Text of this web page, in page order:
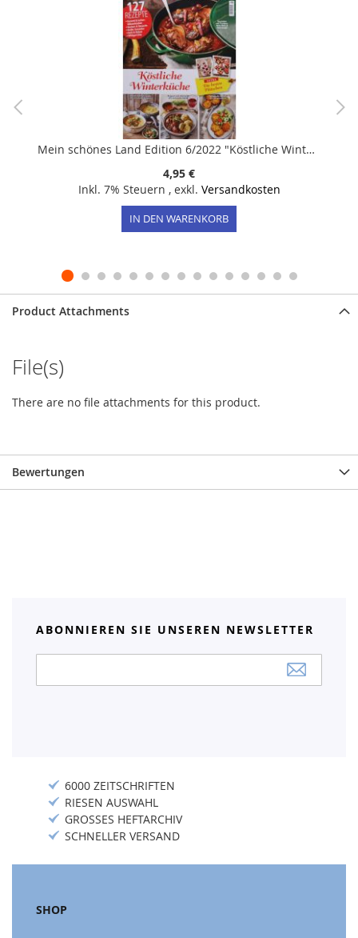
Mein schönes Land Edition 6/2022 "Köstliche Winterküche"
4,95 €
Inkl. 7% Steuern , exkl. Versandkosten
IN DEN WARENKORB
Product Attachments
File(s)
There are no file attachments for this product.
Bewertungen
ABONNIEREN SIE UNSEREN NEWSLETTER
Newsletter:
6000 ZEITSCHRIFTEN
RIESEN AUSWAHL
GROSSES HEFTARCHIV
SCHNELLER VERSAND
SHOP